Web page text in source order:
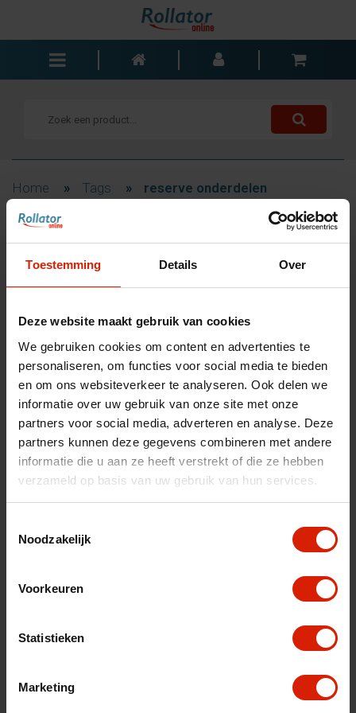
Toestemming Details Over
Deze website maakt gebruik van cookies
We gebruiken cookies om content en advertenties te
personaliseren, om functies voor social media te bieden
en om ons websiteverkeer te analyseren. Ook delen we
informatie over uw gebruik van onze site met onze
partners voor social media, adverteren en analyse. Deze
partners kunnen deze gegevens combineren met andere
informatie die u aan ze heeft verstrekt of die ze hebben
verzameld op basis van uw gebruik van hun services.
Noodzakelijk
Voorkeuren
Statistieken
Marketing
Rolstoelen
Trolleys
Bad- en slaapkamer
Accessoires
Wisselstukken
Blogs
Contact
nl
fr es
Home » Tags » reserve onderdelen
Filteren
Producten getagd met
reserve onderdelen
Sorteer op: